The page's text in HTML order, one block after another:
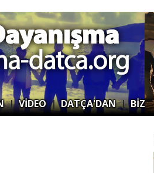
|VİDEO|DATÇA'DAN|BİZ